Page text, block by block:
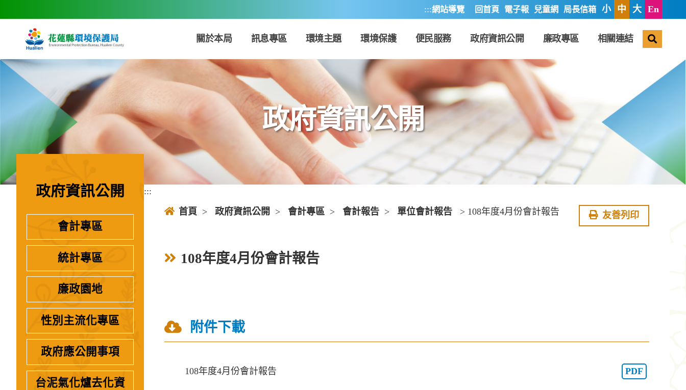
:::網站導覽 回首頁 電子報 兒童網 局長信箱 小 中 大 En
關於本局 訊息專區 環境主題 環境保護 便民服務 政府資訊公開 廉政專區 相關連結
政府資訊公開
政府資訊公開
會計專區
統計專區
廉政園地
性別主流化專區
政府應公開事項
台泥氣化爐去化資
:::
首頁 > 政府資訊公開 > 會計專區 > 會計報告 > 單位會計報告 > 108年度4月份會計報告 友善列印
108年度4月份會計報告
附件下載
108年度4月份會計報告 PDF